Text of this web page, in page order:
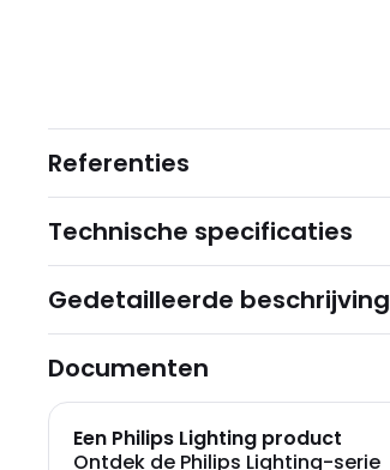
Referenties
Technische specificaties
Gedetailleerde beschrijving
Documenten
Een Philips Lighting product
Ontdek de Philips Lighting-serie